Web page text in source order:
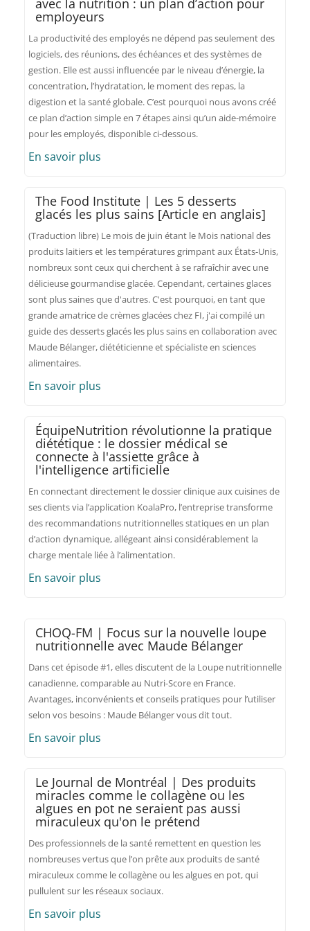
avec la nutrition : un plan d’action pour
employeurs
La productivité des employés ne dépend pas seulement des
logiciels, des réunions, des échéances et des systèmes de
gestion. Elle est aussi influencée par le niveau d’énergie, la
concentration, l’hydratation, le moment des repas, la
digestion et la santé globale. C’est pourquoi nous avons créé
ce plan d’action simple en 7 étapes ainsi qu’un aide-mémoire
pour les employés, disponible ci-dessous.
En savoir plus
The Food Institute | Les 5 desserts
glacés les plus sains [Article en anglais]
(Traduction libre) Le mois de juin étant le Mois national des
produits laitiers et les températures grimpant aux États-Unis,
nombreux sont ceux qui cherchent à se rafraîchir avec une
délicieuse gourmandise glacée. Cependant, certaines glaces
sont plus saines que d'autres. C'est pourquoi, en tant que
grande amatrice de crèmes glacées chez FI, j'ai compilé un
guide des desserts glacés les plus sains en collaboration avec
Maude Bélanger, diététicienne et spécialiste en sciences
alimentaires.
En savoir plus
ÉquipeNutrition révolutionne la pratique
diététique : le dossier médical se
connecte à l'assiette grâce à
l'intelligence artificielle
En connectant directement le dossier clinique aux cuisines de
ses clients via l’application KoalaPro, l’entreprise transforme
des recommandations nutritionnelles statiques en un plan
d’action dynamique, allégeant ainsi considérablement la
charge mentale liée à l’alimentation.
En savoir plus
CHOQ-FM | Focus sur la nouvelle loupe
nutritionnelle avec Maude Bélanger
Dans cet épisode #1, elles discutent de la Loupe nutritionnelle
canadienne, comparable au Nutri-Score en France.
Avantages, inconvénients et conseils pratiques pour l’utiliser
selon vos besoins : Maude Bélanger vous dit tout.
En savoir plus
Le Journal de Montréal | Des produits
miracles comme le collagène ou les
algues en pot ne seraient pas aussi
miraculeux qu'on le prétend
Des professionnels de la santé remettent en question les
nombreuses vertus que l’on prête aux produits de santé
miraculeux comme le collagène ou les algues en pot, qui
pullulent sur les réseaux sociaux.
En savoir plus